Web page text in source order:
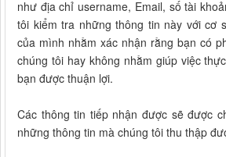
như địa chỉ username, Email, số tài
tôi kiểm tra những thông tin này với cơ
của mình nhằm xác nhận rằng bạn có
chúng tôi hay không nhằm giúp việc
bạn được thuận lợi.
Các thông tin tiếp nhận được sẽ được
những thông tin mà chúng tôi thu thập